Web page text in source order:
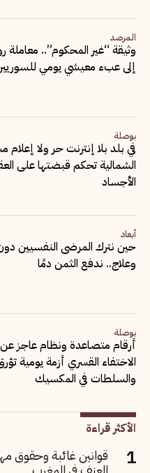
المرصد
وثيقة “غير المحكوم”.. معاملة
إلى عبء معيشي يومي
بوصلة
في بلد بلا إنترنت حر ولا إعلام
الشمالية تحكم قبضتها على
الأجساد
أبعاد
حين نترك المرضى النفسيين
وعلاج.. ندفع الثمن دمًا
بوصلة
أرقام متصاعدة ونظام عاجز عن
الاختفاء القسري أزمة يومية
والسلطات في المكسيك
الأكثر قراءة
قوانين غائبة وحقوق